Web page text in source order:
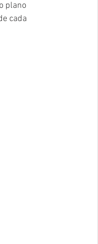
plano
cada